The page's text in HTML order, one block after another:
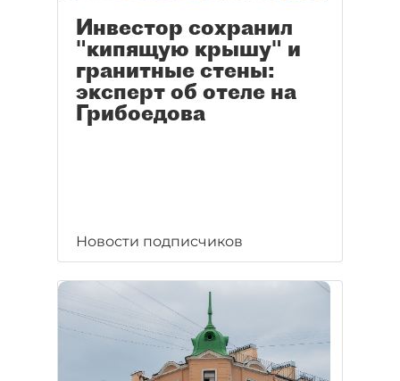
Инвестор сохранил
"кипящую крышу" и
гранитные стены:
эксперт об отеле на
Грибоедова
Новости подписчиков